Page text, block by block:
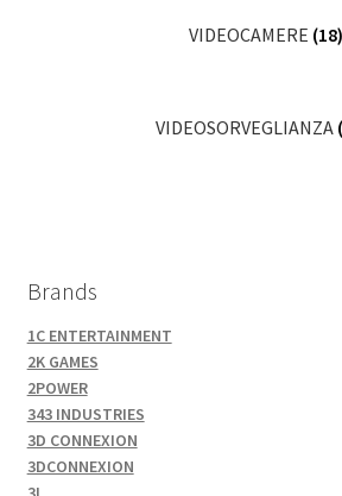
VIDEOCAMERE (18)
VIDEOSORVEGLIANZA
Brands
1C ENTERTAINMENT
2K GAMES
2POWER
343 INDUSTRIES
3D CONNEXION
3DCONNEXION